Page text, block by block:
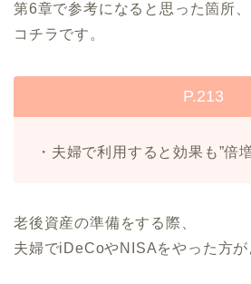
第6章で参考になると思った箇所、
コチラです。
P.213
・夫婦で利用すると効果も”倍
老後資産の準備をする際、
夫婦でiDeCoやNISAをやった方が